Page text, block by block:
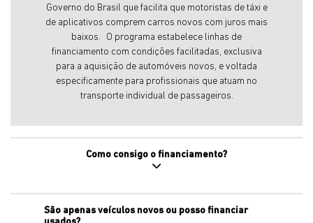
Governo do Brasil que facilita que motoristas de táxi e
de aplicativos comprem carros novos com juros mais
baixos. O programa estabelece linhas de
financiamento com condições facilitadas, exclusiva
para a aquisição de automóveis novos, e voltada
especificamente para profissionais que atuam no
transporte individual de passageiros.
Como consigo o financiamento?
São apenas veículos novos ou posso financiar